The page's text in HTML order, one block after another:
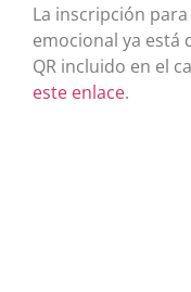
La inscripción
emocional ya está
QR incluido en el
este enlace.